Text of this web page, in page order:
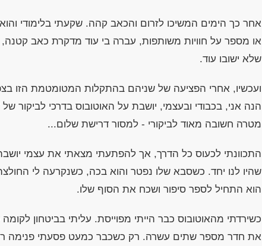
אחר כך הימים המשיכו לזרום והכאב קהה. שקעתי בלימודי
או מספר על חוויות משותפות, עברה בי עוד מדקרת כאב קטנה,
שלא ישובו עוד.
ועכשיו, אחרי הפציעה של שניהם בהתקלות המטומטמת הזו
הנה אני, בכבודי ובעצמי, יושבת על האוטובוס בדרכי
מטרה חשובה מאוד לביקורי - למסור דרישת שלום...
התכוונתי לכעוס כל הדרך, אך להפתעתי מצאתי את עצמי
שהיו לנו יחד. כשסבא שלו נפטר והוא בכה, כשנקרעה לי
הוא התחיל לספר סיפור ושכח את הסוף שלו.
כשירדתי מהאוטובוס כבר הייתי מפוייסת. עליתי בביטחון
את חדר מספר שתים עשרה. רק כשכבר כמעט פסעתי פנימה